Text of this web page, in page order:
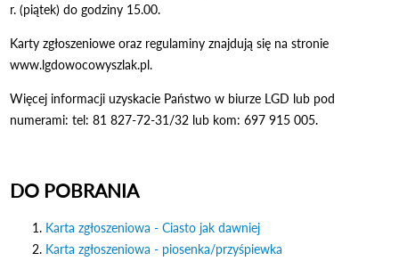
r. (piątek) do godziny 15.00.
Karty zgłoszeniowe oraz regulaminy znajdują się na stronie
www.lgdowocowyszlak.pl.
Więcej informacji uzyskacie Państwo w biurze LGD lub pod
numerami: tel: 81 827-72-31/32 lub kom: 697 915 005.
DO POBRANIA
Karta zgłoszeniowa - Ciasto jak dawniej
Karta zgłoszeniowa - piosenka/przyśpiewka